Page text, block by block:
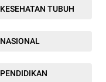
KESEHATAN TUBUH
NASIONAL
PENDIDIKAN